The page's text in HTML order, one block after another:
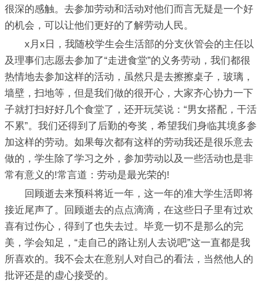
很深的感触。去参加劳动和活动对他们而言无疑是一个好
的机会，可以让他们更好的了解劳动人民。
x月x日，我随校学生会生活部的分支伙管会的主任以
及理事们志愿去参加了“走进食堂”的义务劳动，我们都很
热情地去参加这样的活动，虽然只是去擦擦桌子，玻璃，
墙壁，扫地等，但是我们做的很开心，大家齐心协力一下
子就打扫好好几个食堂了，还开玩笑说：“男女搭配，干活
不累”。我们还得到了后勤的夸奖，希望我们身临其境多参
加这样的劳动。如果每次都有这样的劳动我还是很乐意去
做的，学生除了学习之外，参加劳动以及一些活动也是非
常有意义的!常言道：劳动是最光荣的!
回顾逝去来预科将近一年，这一年的准大学生活即将
接近尾声了。回顾逝去的点点滴滴，在这些日子里有过欢
喜有过伤心，得到了也失去过。毕竟一切不是那么的完
美，学会知足，“走自己的路让别人去说吧”这一直都是我
所喜欢的。我不会太在意别人对自己的看法，当然他人的
批评还是的虚心接受的。